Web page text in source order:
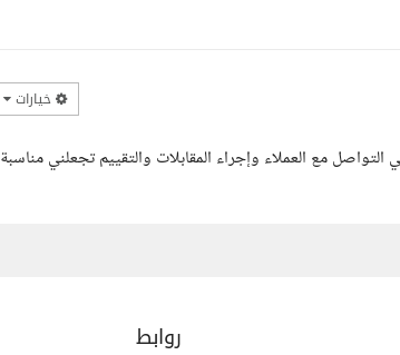
خيارات
مع العملاء وإجراء المقابلات والتقييم تجعلني مناسبة
روابط